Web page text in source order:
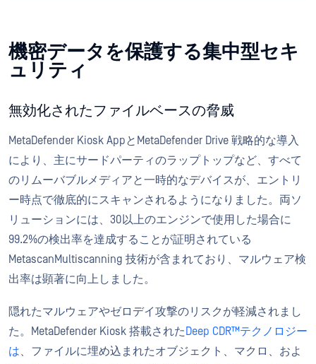
機密データを保護する集中型セキ
ュリティ
無効化されたファイルベースの脅威
MetaDefender Kiosk AppとMetaDefender Drive 戦略的な導入
により、主にサードパーティのラップトップなど、すべて
のリムーバブルメディアと一時的なデバイスが、エントリ
ー時点で徹底的にスキャンされるようになりました。両ソ
リューションには、30以上のエンジンで使用した場合に
99.2%の検出率を達成することが証明されている
MetascanMultiscanning 技術が含まれており、マルウェア検
出率は顕著に向上しました。
隠れたマルウェアやゼロデイ攻撃のリスクが軽減されまし
た。MetaDefender Kiosk 搭載された Deep CDR™テクノロジー
は、ファイルに埋め込まれたオブジェクト、マクロ、およ